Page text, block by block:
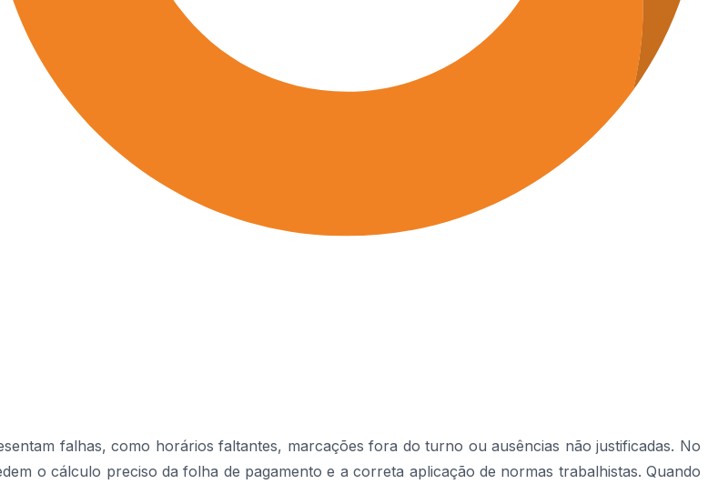
falhas, como horários faltantes, marcações fora do turno ou ausências não justificadas. No
o cálculo preciso da folha de pagamento e a correta aplicação de normas trabalhistas. Quando